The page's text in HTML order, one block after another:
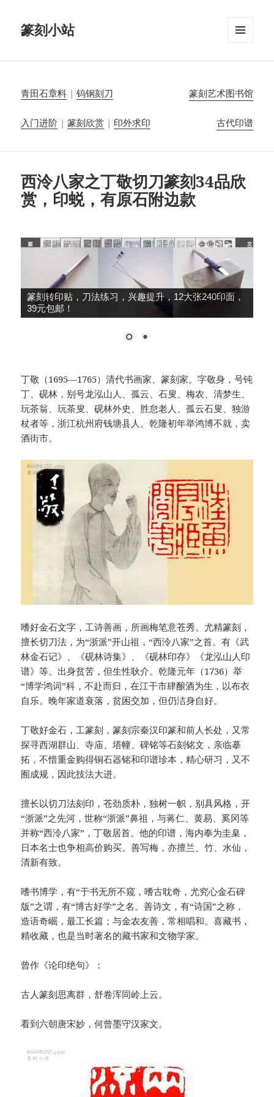
篆刻小站
青田石章料 |钨钢刻刀 篆刻艺术图书馆
入门进阶 |篆刻欣赏 | 印外求印 古代印谱
西泠八家之丁敬切刀篆刻34品欣
赏，印蜕，有原石附边款
篆刻转印贴，刀法练习，兴趣提升，12大张240印面，
39元包邮！
丁敬（1695—1765）清代书画家、篆刻家。字敬身，号钝
丁、砚林，别号龙泓山人、孤云、石叟、梅农、清梦生、
玩茶翁、玩茶叟、砚林外史、胜怠老人、孤云石叟、独游
杖者等，浙江杭州府钱塘县人。乾隆初年举鸿博不就，卖
酒街市。
嗜好金石文字，工诗善画，所画梅笔意苍秀。尤精篆刻，
擅长切刀法，为“浙派”开山祖，“西泠八家”之首。有《武
林金石记》、《砚林诗集》、《砚林印存》《龙泓山人印
谱》等。出身贫苦，但生性耿介。乾隆元年（1736）举
“博学鸿词”科，不赴而归，在江干市肆酿酒为生，以布衣
自乐。晚年家道衰落，贫困交加，但仍洁身自好。
丁敬好金石，工篆刻，篆刻宗秦汉印篆和前人长处，又常
探寻西湖群山、寺庙、塔幢、碑铭等石刻铭文，亲临摹
拓，不惜重金购得铜石器铭和印谱珍本，精心研习，又不
囿成规，因此技法大进。
擅长以切刀法刻印，苍劲质朴，独树一帜，别具风格，开
“浙派”之先河，世称“浙派”鼻祖，与蒋仁、黄易、奚冈等
并称“西泠八家”，丁敬居首。他的印谱，海内奉为圭臬，
日本名士也争相高价购买。善写梅，亦擅兰、竹、水仙，
清新有致。
嗜书博学，有“于书无所不窥，嗜古耽奇，尤究心金石碑
版”之谓，有“博古好学”之名。善诗文，有“诗国”之称，
造语奇崛，最工长篇；与金农友善，常相唱和。喜藏书，
精收藏，也是当时著名的藏书家和文物学家。
曾作《论印绝句》：
古人篆刻思离群，舒卷浑同岭上云。
看到六朝唐宋妙，何曾墨守汉家文。